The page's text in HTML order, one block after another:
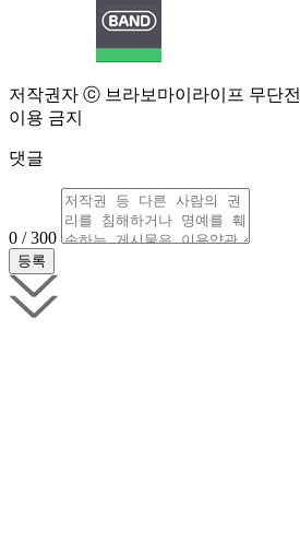
저작권자 ⓒ 브라보마이라이프 무단
이용 금지
댓글
0 / 300